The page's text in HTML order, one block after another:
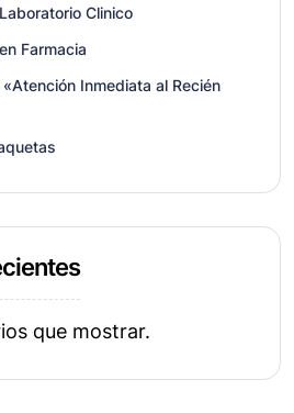
Clinico
Farmacia
Inmediata al Recién
que mostrar.